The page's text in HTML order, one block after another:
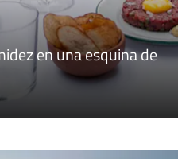
en una esquina de